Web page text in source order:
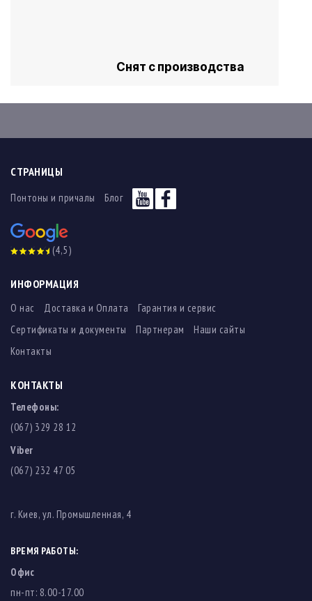
Снят с производства
СТРАНИЦЫ
Понтоны и причалы Блог
(4,5)
ИНФОРМАЦИЯ
О нас Доставка и Оплата
Гарантия и сервис
Сертификаты и документы
Партнерам
Наши сайты
Контакты
КОНТАКТЫ
Телефоны:
(067) 329 28 12
Viber
(067) 232 47 05
г. Киев, ул. Промышленная, 4
ВРЕМЯ РАБОТЫ:
Офис
пн-пт: 8.00-17.00